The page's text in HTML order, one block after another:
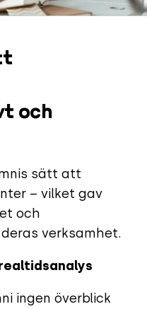
och
sätt att
– vilket gav
och
verksamhet.
ingen överblick